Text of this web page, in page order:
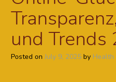
und Trends
Posted onJuly 9, 2025 by